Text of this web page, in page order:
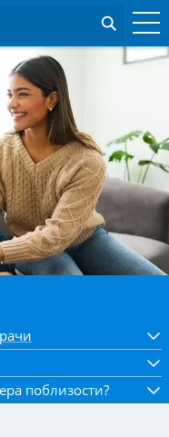
поблизости?